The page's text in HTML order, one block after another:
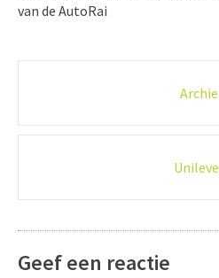
van de AutoRai
Archie
Geef een reactie